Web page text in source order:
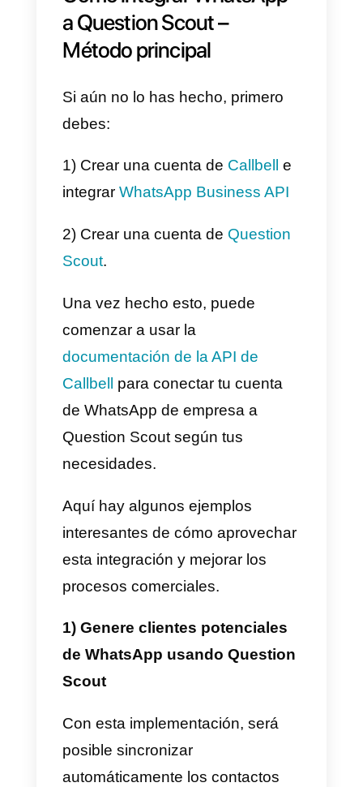
Concretamente, Callbell te
permite unificar todas las
conversaciones de diferentes
canales de mensajería
instantánea en un solo tablero, lo
que permite que los equipos de
soporte y ventas respondan de
manera más rápida y efectiva a
de una aplicación a otra. Callbell
ha implementado una serie de
herramientas de automatización
que le permiten enviar
predefinidas a los clientes en
un proceso de atención al cliente
automatizado en función de sus
necesidades.
Los análisis e informes
avanzados le permiten
métricas de conversación y la
efectividad de las estrategias de